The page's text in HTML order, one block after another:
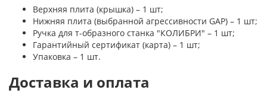
Верхняя плита (крышка) – 1 шт;
Нижняя плита (выбранной агрессивности GAP) – 1 шт;
Ручка для т-образного станка "КОЛИБРИ" – 1 шт;
Гарантийный сертификат (карта) – 1 шт;
Упаковка – 1 шт.
Доставка и оплата